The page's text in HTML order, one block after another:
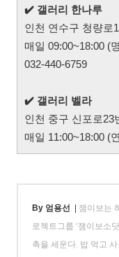
✔️ 갤러리 한나루
인천 연수구 청량로
매일 09:00~18:00 (
032-440-6759
✔️ 갤러리 벨라
인천 중구 신포로23
매일 11:00~18:00 (
By 엄용선 | 잼이보는
로젝트그룹 ‘잼이보소
촉을 세운다. 밥 먹고